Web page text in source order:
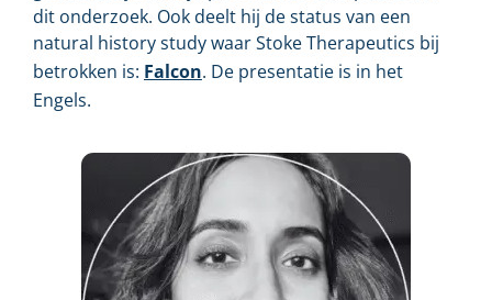
dit onderzoek. Ook deelt hij de status van een
natural history study waar Stoke Therapeutics bij
betrokken is: Falcon. De presentatie is in het
Engels.